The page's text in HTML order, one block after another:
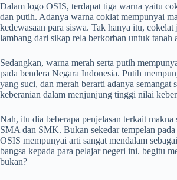
Dalam logo OSIS, terdapat tiga warna yaitu
dan putih. Adanya warna coklat mempunyai
kedewasaan para siswa. Tak hanya itu, cokelat
lambang dari sikap rela berkorban untuk tanah
Sedangkan, warna merah serta putih
pada bendera Negara Indonesia. Putih
yang suci, dan merah berarti adanya semangat
keberanian dalam menjunjung tinggi nilai
Nah, itu dia beberapa penjelasan terkait makna
SMA dan SMK. Bukan sekedar tempelan
OSIS mempunyai arti sangat mendalam
bangsa kepada para pelajar negeri ini. begitu
bukan?